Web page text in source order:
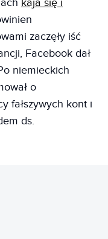
kaja się i
zaczęły iść
Facebook dał
niemieckich
o
fałszywych kont i
ds.